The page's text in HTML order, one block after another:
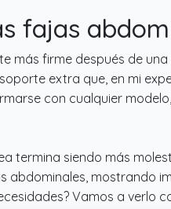
fajas
más firme después de
extra que, en mi
con cualquier
termina siendo más
mostrando
Vamos a verlo